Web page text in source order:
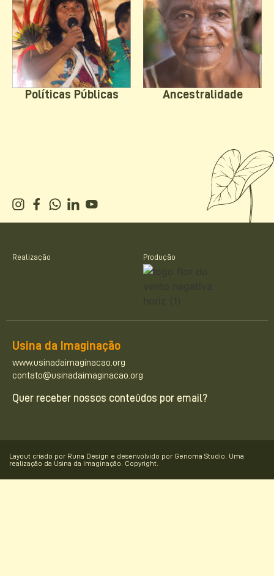
Políticas Públicas Ancestralidade
Realização Produção
Usina da Imaginação
www.usinadaimaginacao.org
contato@usinadaimaginacao.org
Quer receber nossos conteúdos por email?
Layout criado por Runa Design e desenvolvido por Genoma Studio. Uma
realização da Usina da Imaginação. Copyright.